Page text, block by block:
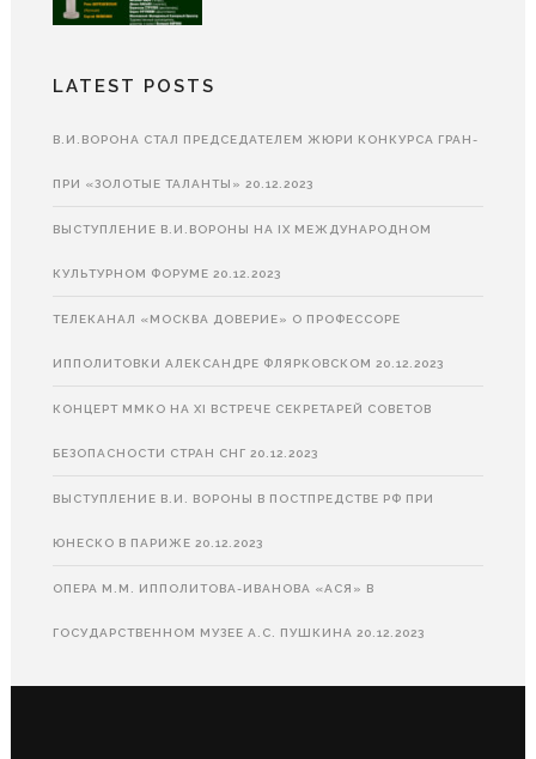
LATEST POSTS
В.И.ВОРОНА СТАЛ ПРЕДСЕДАТЕЛЕМ ЖЮРИ КОНКУРСА ГРАН-
ПРИ «ЗОЛОТЫЕ ТАЛАНТЫ» 20.12.2023
ВЫСТУПЛЕНИЕ В.И.ВОРОНЫ НА IX МЕЖДУНАРОДНОМ
КУЛЬТУРНОМ ФОРУМЕ 20.12.2023
ТЕЛЕКАНАЛ «МОСКВА ДОВЕРИЕ» О ПРОФЕССОРЕ
ИППОЛИТОВКИ АЛЕКСАНДРЕ ФЛЯРКОВСКОМ 20.12.2023
КОНЦЕРТ ММКО НА XI ВСТРЕЧЕ СЕКРЕТАРЕЙ СОВЕТОВ
БЕЗОПАСНОСТИ СТРАН СНГ 20.12.2023
ВЫСТУПЛЕНИЕ В.И. ВОРОНЫ В ПОСТПРЕДСТВЕ РФ ПРИ
ЮНЕСКО В ПАРИЖЕ 20.12.2023
ОПЕРА М.М. ИППОЛИТОВА-ИВАНОВА «АСЯ» В
ГОСУДАРСТВЕННОМ МУЗЕЕ А.С. ПУШКИНА 20.12.2023